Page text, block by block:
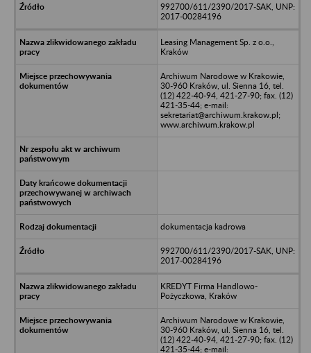
992700/611/2390/2017-SAK, UNP:
2017-00284196
Leasing Management Sp. z o.o.,
Kraków
Archiwum Narodowe w Krakowie,
30-960 Kraków, ul. Sienna 16, tel.
(12) 422-40-94, 421-27-90; fax. (12)
421-35-44; e-mail:
sekretariat@archiwum.krakow.pl;
www.archiwum.krakow.pl
dokumentacja kadrowa
992700/611/2390/2017-SAK, UNP:
2017-00284196
KREDYT Firma Handlowo-
Pożyczkowa, Kraków
Archiwum Narodowe w Krakowie,
30-960 Kraków, ul. Sienna 16, tel.
(12) 422-40-94, 421-27-90; fax. (12)
421-35-44; e-mail: